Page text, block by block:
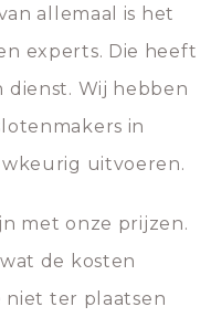
allemaal is het
experts. Die heeft
Wij hebben
in
uitvoeren.
met onze prijzen.
de kosten
niet ter plaatsen